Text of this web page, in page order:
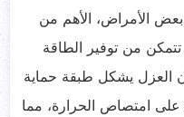
الأمراض، الأهم من
من توفير الطاقة
أن العزل يشكل طبقة حماية
على امتصاص الحرارة، مما